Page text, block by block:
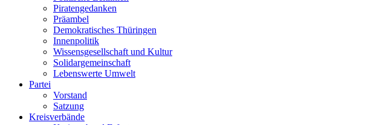
Piratengedanken
Präambel
Demokratisches Thüringen
Innenpolitik
Wissensgesellschaft und Kultur
Solidargemeinschaft
Lebenswerte Umwelt
Partei
Vorstand
Satzung
Kreisverbände